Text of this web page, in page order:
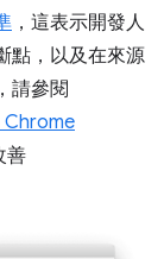
，這表示開發人
點，以及在來源
請參閱
Chrome
善